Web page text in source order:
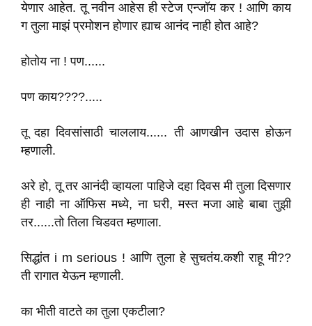
येणार आहेत. तू नवीन आहेस ही स्टेज एन्जॉय कर ! आणि काय
ग तुला माझं प्रमोशन होणार ह्याच आनंद नाही होत आहे?
होतोय ना ! पण......
पण काय????.....
तू दहा दिवसांसाठी चाललाय...... ती आणखीन उदास होऊन
म्हणाली.
अरे हो, तू तर आनंदी व्हायला पाहिजे दहा दिवस मी तुला दिसणार
ही नाही ना ऑफिस मध्ये, ना घरी, मस्त मजा आहे बाबा तुझी
तर......तो तिला चिडवत म्हणाला.
सिद्धांत i m serious ! आणि तुला हे सुचतंय.कशी राहू मी??
ती रागात येऊन म्हणाली.
का भीती वाटते का तुला एकटीला?